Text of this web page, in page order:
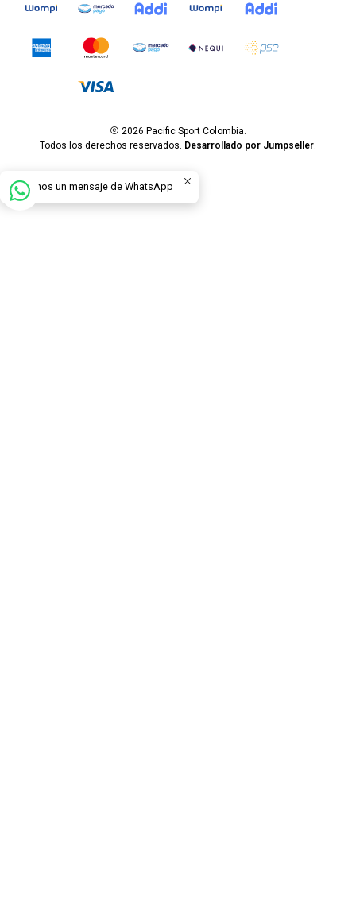
2026 Pacific Sport Colombia.
Todos los derechos reservados. Desarrollado por Jumpseller.
Envíanos un mensaje de WhatsApp